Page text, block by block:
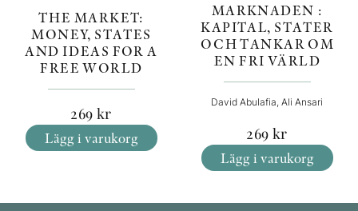
THE MARKET:
MONEY, STATES
AND IDEAS FOR A
FREE WORLD
269 kr
Lägg i varukorg
MARKNADEN :
KAPITAL, STATER
OCH TANKAR OM
EN FRI VÄRLD
David Abulafia, Ali Ansari
269 kr
Lägg i varukorg